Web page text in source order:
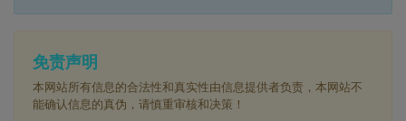
免责声明
本网站所有信息的合法性和真实性由信息提供者负责，本网站不
能确认信息的真伪，请慎重审核和决策！